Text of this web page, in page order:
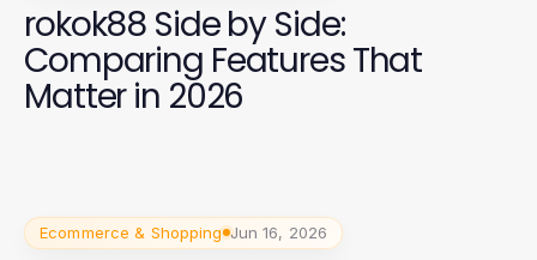
rokok88 Side by Side:
Comparing Features That
Matter in 2026
Ecommerce & Shopping Jun 16, 2026